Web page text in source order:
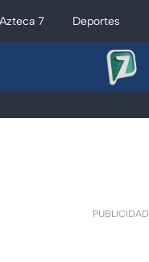
Azteca 7 Deportes
PUBLICIDAD